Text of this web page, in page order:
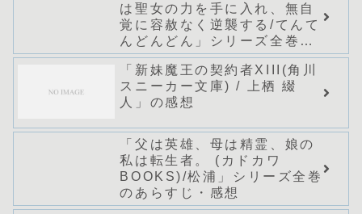
は聖女の力を手に入れ、無自
覚に容赦なく逆襲する/てんて
んどんどん」シリーズ全巻の
あらすじ・感想
「新妹魔王の契約者XIII(角川
スニーカー文庫) / 上栖 綴
人」の感想
「父は英雄、母は精霊、娘の
私は転生者。 (カドカワ
BOOKS)/松浦」シリーズ全巻
のあらすじ・感想